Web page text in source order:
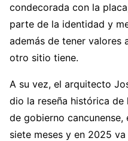
condecorada con la
parte de la identidad y
además de tener valores
otro sitio tiene.
A su vez, el arquitecto
dio la reseña histórica
de gobierno
siete meses y en 2025